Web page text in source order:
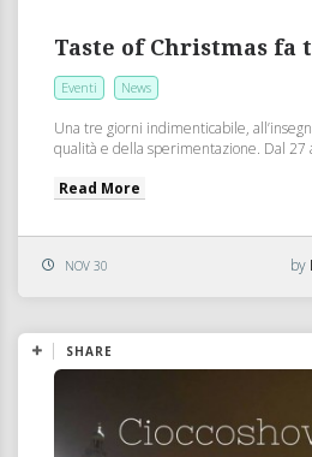
Taste of Christmas fa
Eventi News
Una tre giorni indimenticabile,
qualità e della sperimentazione. Dal 27
Read More
NOV 30 by
SHARE